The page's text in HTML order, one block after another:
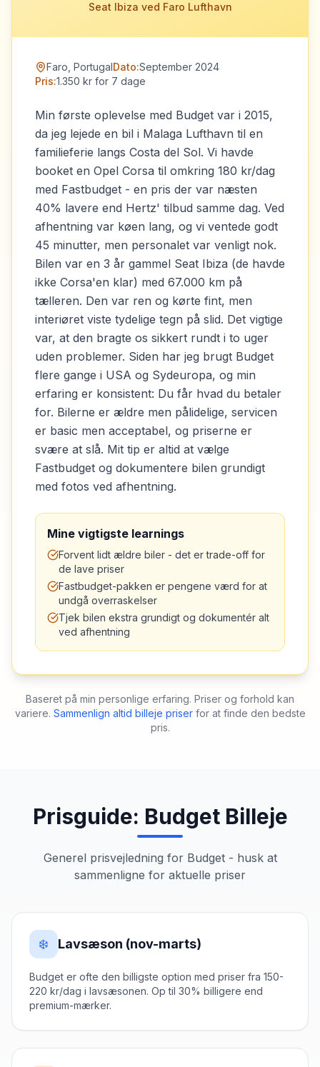
Seat Ibiza ved Faro Lufthavn
Faro, PortugalDato:September 2024
Pris:1.350 kr for 7 dage
Min første oplevelse med Budget var i 2015,
da jeg lejede en bil i Malaga Lufthavn til en
familieferie langs Costa del Sol. Vi havde
booket en Opel Corsa til omkring 180 kr/dag
med Fastbudget - en pris der var næsten
40% lavere end Hertz' tilbud samme dag. Ved
afhentning var køen lang, og vi ventede godt
45 minutter, men personalet var venligt nok.
Bilen var en 3 år gammel Seat Ibiza (de havde
ikke Corsa'en klar) med 67.000 km på
tælleren. Den var ren og kørte fint, men
interiøret viste tydelige tegn på slid. Det vigtige
var, at den bragte os sikkert rundt i to uger
uden problemer. Siden har jeg brugt Budget
flere gange i USA og Sydeuropa, og min
erfaring er konsistent: Du får hvad du betaler
for. Bilerne er ældre men pålidelige, servicen
er basic men acceptabel, og priserne er
svære at slå. Mit tip er altid at vælge
Fastbudget og dokumentere bilen grundigt
med fotos ved afhentning.
Mine vigtigste learnings
Forvent lidt ældre biler - det er trade-off for
de lave priser
Fastbudget-pakken er pengene værd for at
undgå overraskelser
Tjek bilen ekstra grundigt og dokumentér alt
ved afhentning
Baseret på min personlige erfaring. Priser og forhold kan
variere. Sammenlign altid billeje priserfor at finde den bedste
pris.
Prisguide: BudgetBilleje
Generel prisvejledning for Budget- husk at
sammenligne for aktuelle priser
❄️ Lavsæson (nov-marts)
Budget er ofte den billigste option med priser fra 150-
220 kr/dag i lavsæsonen. Op til 30% billigere end
premium-mærker.